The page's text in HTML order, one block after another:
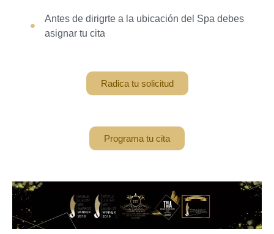
Antes de dirigrte a la ubicación del Spa debes
asignar tu cita
Radica tu solicitud
Programa tu cita